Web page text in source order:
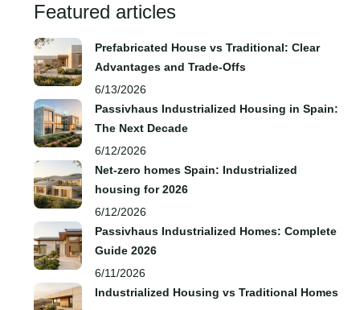
Featured articles
Prefabricated House vs Traditional: Clear
Advantages and Trade‑Offs
6/13/2026
Passivhaus Industrialized Housing in Spain:
The Next Decade
6/12/2026
Net-zero homes Spain: Industrialized
housing for 2026
6/12/2026
Passivhaus Industrialized Homes: Complete
Guide 2026
6/11/2026
Industrialized Housing vs Traditional Homes